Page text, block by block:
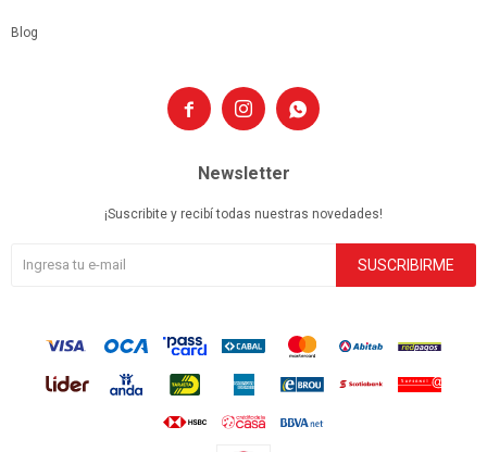
  
Blog
Newsletter
¡Suscribite y recibí todas nuestras novedades!
SUSCRIBIRME